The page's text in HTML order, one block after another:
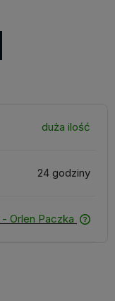
duża ilość
24 godziny
- Orlen Paczka